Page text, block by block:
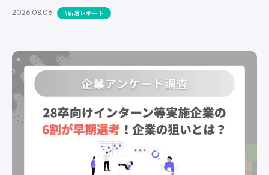
2026.08.06 #新着レポート